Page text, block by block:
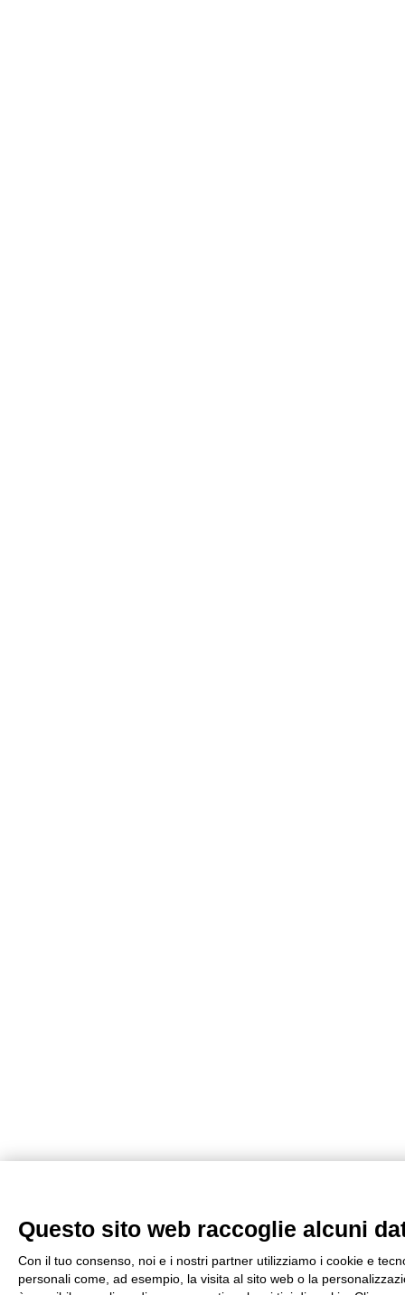
Questo sito web raccoglie alcuni
Con il tuo consenso, noi e i nostri partner utilizziamo i cookie e
personali come, ad esempio, la visita al sito web o la